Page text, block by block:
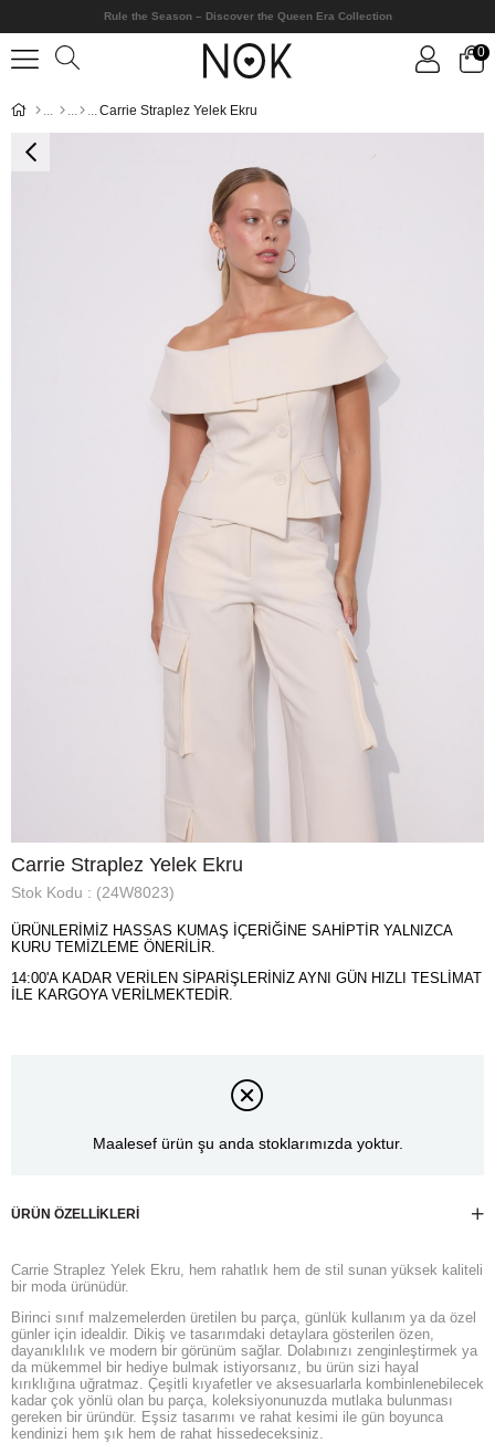
Rule the Season – Discover the Queen Era Collection
0
Carrie Straplez Yelek Ekru
Carrie Straplez Yelek Ekru
Stok Kodu (24W8023)
ÜRÜNLERİMİZ HASSAS KUMAŞ İÇERİĞİNE SAHİPTİR YALNIZCA
KURU TEMİZLEME ÖNERİLİR.
14:00'A KADAR VERİLEN SİPARİŞLERİNİZ AYNI GÜN HIZLI TESLİMAT
İLE KARGOYA VERİLMEKTEDİR.
Maalesef ürün şu anda stoklarımızda yoktur.
ÜRÜN ÖZELLIKLERI
Carrie Straplez Yelek Ekru, hem rahatlık hem de stil sunan yüksek kaliteli
bir moda ürünüdür.
Birinci sınıf malzemelerden üretilen bu parça, günlük kullanım ya da özel
günler için idealdir. Dikiş ve tasarımdaki detaylara gösterilen özen,
dayanıklılık ve modern bir görünüm sağlar. Dolabınızı zenginleştirmek ya
da mükemmel bir hediye bulmak istiyorsanız, bu ürün sizi hayal
kırıklığına uğratmaz. Çeşitli kıyafetler ve aksesuarlarla kombinlenebilecek
kadar çok yönlü olan bu parça, koleksiyonunuzda mutlaka bulunması
gereken bir üründür. Eşsiz tasarımı ve rahat kesimi ile gün boyunca
kendinizi hem şık hem de rahat hissedeceksiniz.